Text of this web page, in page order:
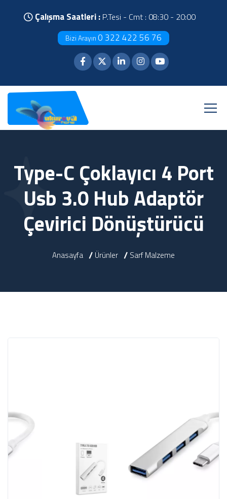
Çalışma Saatleri : P.Tesi - Cmt : 08:30 - 20:00
Bizi Arayın 0 322 422 56 76
Type-C Çoklayıcı 4 Port
Usb 3.0 Hub Adaptör
Çevirici Dönüştürücü
Anasayfa Ürünler Sarf Malzeme